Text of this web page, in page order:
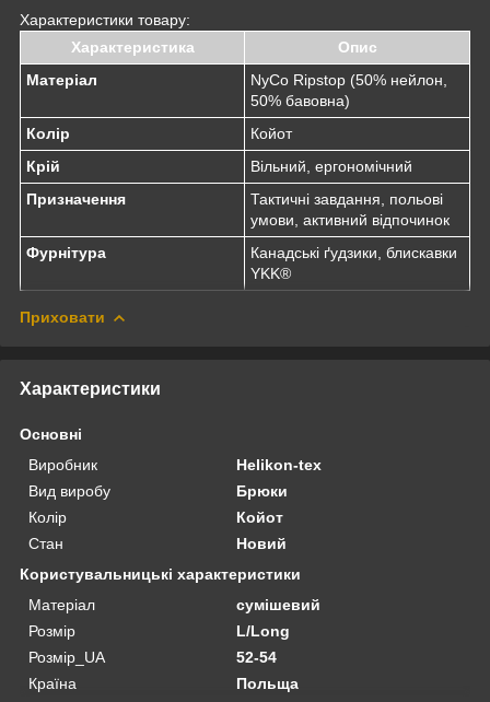
Характеристики товару:
Характеристика
Опис
Матеріал
NyCo Ripstop (50% нейлон,
50% бавовна)
Колір
Койот
Крій
Вільний, ергономічний
Призначення
Тактичні завдання, польові
умови, активний відпочинок
Фурнітура
Канадські ґудзики, блискавки
YKK®
Приховати
Характеристики
Основні
Виробник
Helikon-tex
Вид виробу
Брюки
Колір
Койот
Стан
Новий
Користувальницькі характеристики
Матеріал
сумішевий
Розмір
L/Long
Розмір_UA
52-54
Країна
Польща